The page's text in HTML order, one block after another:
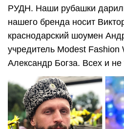
РУДН. Наши рубашки
нашего бренда носит
краснодарский шоумен
учредитель Modest Fashion
Александр Богза. Всех и